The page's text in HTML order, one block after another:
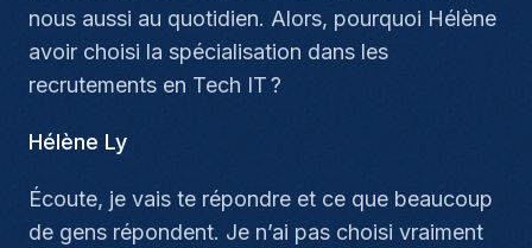
nous aussi au quotidien. Alors, pourquoi Hélène
avoir choisi la spécialisation dans les
recrutements en Tech IT ?
Hélène Ly
Écoute, je vais te répondre et ce que beaucoup
de gens répondent. Je n’ai pas choisi vraiment